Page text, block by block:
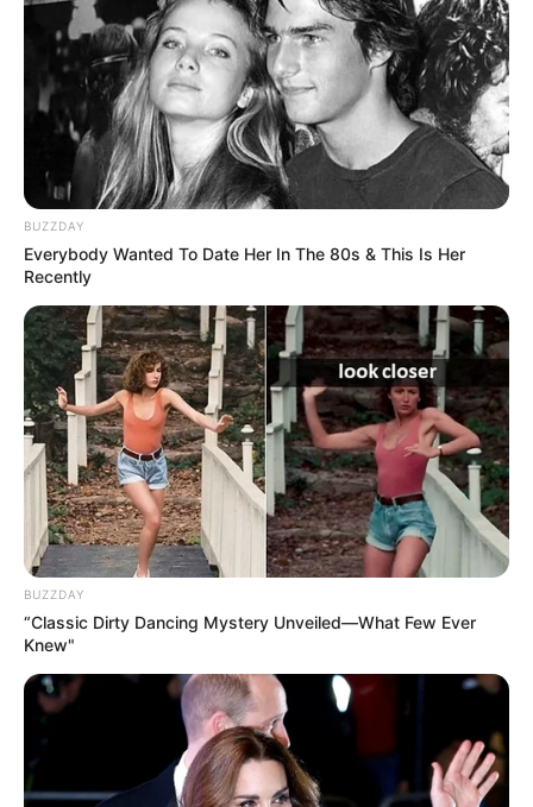
Viva Decora
Fixe as plantas no teto.
BUZZDAY
Everybody Wanted To Date Her In The 80s & This Is Her
Recently
BUZZDAY
“Classic Dirty Dancing Mystery Unveiled—What Few Ever
Knew"